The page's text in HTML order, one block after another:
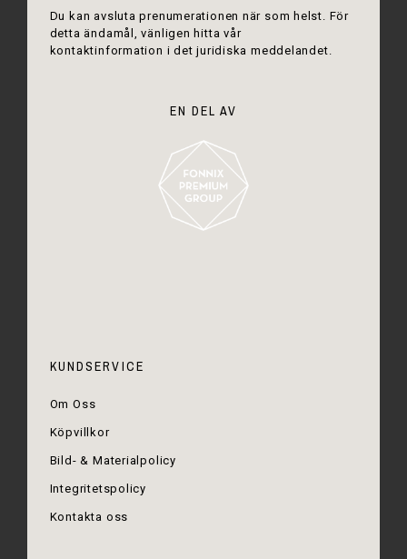
Du kan avsluta prenumerationen när som helst. För
detta ändamål, vänligen hitta vår
kontaktinformation i det juridiska meddelandet.
EN DEL AV
KUNDSERVICE
Om Oss
Köpvillkor
Bild- & Materialpolicy
Integritetspolicy
Kontakta oss